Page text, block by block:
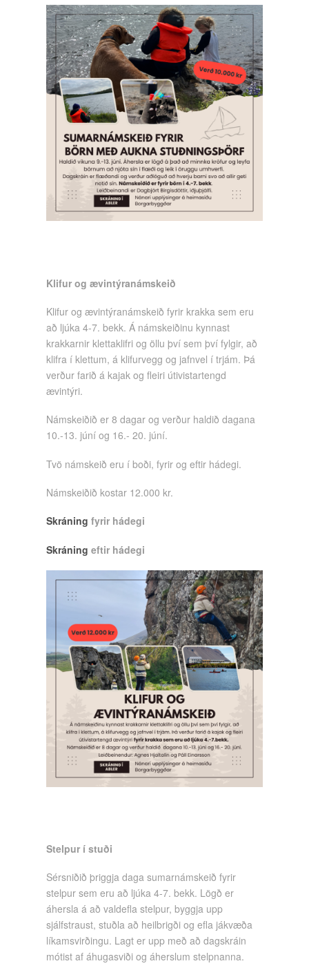
Klifur og ævintýranámskeið
Klifur og ævintýranámskeið fyrir krakka sem eru
að ljúka 4-7. bekk. Á námskeiðinu kynnast
krakkarnir klettaklifri og öllu því sem því fylgir, að
klifra í klettum, á klifurvegg og jafnvel í trjám. Þá
verður farið á kajak og fleiri útivistartengd
ævintýri.
Námskeiðið er 8 dagar og verður haldið dagana
10.-13. júní og 16.- 20. júní.
Tvö námskeið eru í boði, fyrir og eftir hádegi.
Námskeiðið kostar 12.000 kr.
Skráning fyrir hádegi
Skráning eftir hádegi
Stelpur í stuði
Sérsniðið þriggja daga sumarnámskeið fyrir
stelpur sem eru að ljúka 4-7. bekk. Lögð er
áhersla á að valdefla stelpur, byggja upp
sjálfstraust, stuðla að heilbrigði og efla jákvæða
líkamsvirðingu. Lagt er upp með að dagskráin
mótist af áhugasviði og áherslum stelpnanna.